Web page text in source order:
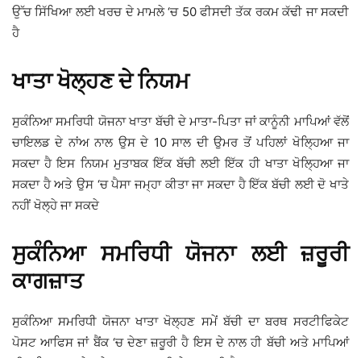
ਉੱਚ ਸਿੱਖਿਆ ਲਈ ਖਰਚ ਦੇ ਮਾਮਲੇ ‘ਚ 50 ਫੀਸਦੀ ਤੱਕ ਰਕਮ ਕੱਢੀ ਜਾ ਸਕਦੀ
ਹੈ
ਖਾਤਾ ਖੋਲ੍ਹਣ ਦੇ ਨਿਯਮ
ਸੁਕੰਨਿਆ ਸਮਰਿਧੀ ਯੋਜਨਾ ਖਾਤਾ ਬੱਚੀ ਦੇ ਮਾਤਾ-ਪਿਤਾ ਜਾਂ ਕਾਨੂੰਨੀ ਮਾਪਿਆਂ ਵੱਲੋਂ
ਚਾਇਲਡ ਦੇ ਨਾਂਅ ਨਾਲ ਉਸ ਦੇ 10 ਸਾਲ ਦੀ ਉਮਰ ਤੋਂ ਪਹਿਲਾਂ ਖੋਲ੍ਹਿਆ ਜਾ
ਸਕਦਾ ਹੈ ਇਸ ਨਿਯਮ ਮੁਤਾਬਕ ਇੱਕ ਬੱਚੀ ਲਈ ਇੱਕ ਹੀ ਖਾਤਾ ਖੋਲ੍ਹਿਆ ਜਾ
ਸਕਦਾ ਹੈ ਅਤੇ ਉਸ ‘ਚ ਪੈਸਾ ਜਮ੍ਹਾ ਕੀਤਾ ਜਾ ਸਕਦਾ ਹੈ ਇੱਕ ਬੱਚੀ ਲਈ ਦੋ ਖਾਤੇ
ਨਹੀਂ ਖੋਲ੍ਹੇ ਜਾ ਸਕਦੇ
ਸੁਕੰਨਿਆ ਸਮਰਿਧੀ ਯੋਜਨਾ ਲਈ ਜ਼ਰੂਰੀ
ਕਾਗਜ਼ਾਤ
ਸੁਕੰਨਿਆ ਸਮਰਿਧੀ ਯੋਜਨਾ ਖਾਤਾ ਖੋਲ੍ਹਣ ਸਮੇਂ ਬੱਚੀ ਦਾ ਬਰਥ ਸਰਟੀਫਿਕੇਟ
ਪੋਸਟ ਆਫਿਸ ਜਾਂ ਬੈਂਕ ‘ਚ ਦੇਣਾ ਜ਼ਰੂਰੀ ਹੈ ਇਸ ਦੇ ਨਾਲ ਹੀ ਬੱਚੀ ਅਤੇ ਮਾਪਿਆਂ